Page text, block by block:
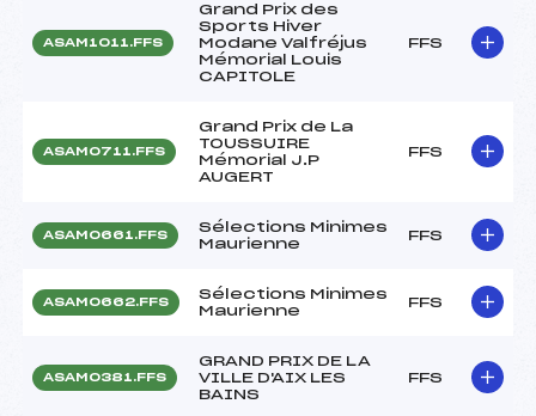
ASAM1011.FFS
Grand Prix des
Sports Hiver
Modane Valfréjus
Mémorial Louis
CAPITOLE
FFS
ASAM0711.FFS
Grand Prix de La
TOUSSUIRE
Mémorial J.P
AUGERT
FFS
ASAM0661.FFS
Sélections Minimes
Maurienne
FFS
ASAM0662.FFS
Sélections Minimes
Maurienne
FFS
ASAM0381.FFS
GRAND PRIX DE LA
VILLE D'AIX LES
BAINS
FFS